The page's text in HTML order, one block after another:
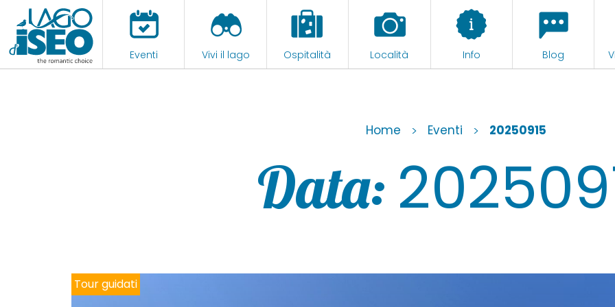
Eventi Vivi il lago Ospitalità Località Info Blog
Home > Eventi > 20250915
Data:
Tour guidati